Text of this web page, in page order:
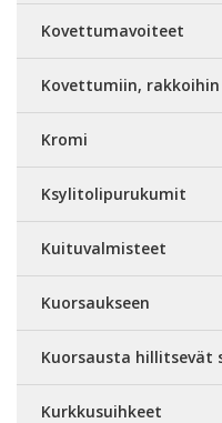
Kovettumavoiteet
Kovettumiin,
Kromi
Ksylitolipurukumit
Kuituvalmisteet
Kuorsaukseen
Kuorsausta hillitsevät
Kurkkusuihkeet